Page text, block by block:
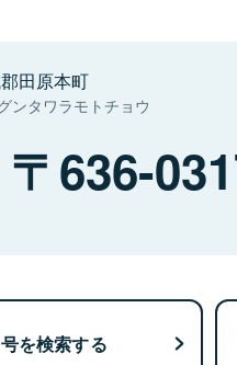
田原本町
ンタワラモトチョウ
636-
を検索する